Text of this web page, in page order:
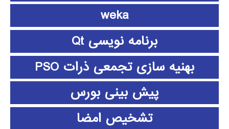
weka
برنامه نویسی Qt
بهنیه سازی تجمعی ذرات PSO
پیش بینی بورس
تشخیص امضا